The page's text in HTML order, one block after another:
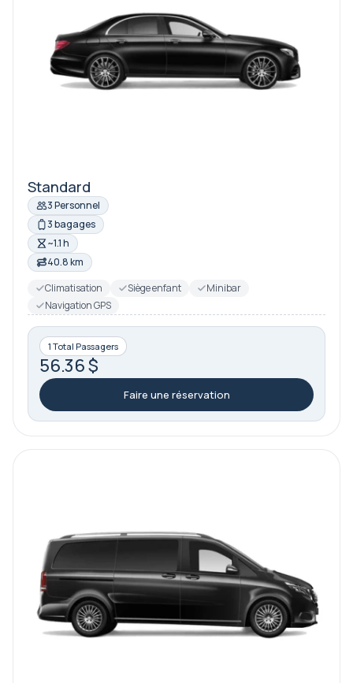
Standard
3 Personnel
3 bagages
~1.1 h
40.8 km
Climatisation
Siège enfant
Minibar
Navigation GPS
1 Total Passagers
56.36 $
Faire une réservation